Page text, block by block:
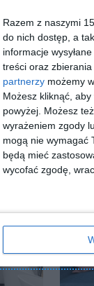
Razem z naszymi
do nich dostęp, a
informacje
treści oraz
partnerzy możemy
Możesz kliknąć,
powyżej. Możesz
wyrażeniem zgody
mogą nie wymagać
będą mieć
wycofać zgodę,